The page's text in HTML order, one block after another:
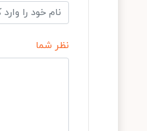
نظر شما